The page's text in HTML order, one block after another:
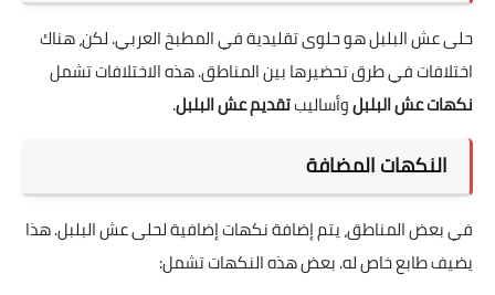
حلى عش البلبل هو حلوى تقليدية في المطبخ العربي. لكن، هناك
اختلافات في طرق تحضيرها بين المناطق. هذه الاختلافات تشمل
نكهات عش البلبلوأساليبتقديم عش البلبل.
النكهات المضافة
في بعض المناطق، يتم إضافة نكهات إضافية لحلى عش البلبل. هذا
يضيف طابع خاص له. بعض هذه النكهات تشمل: